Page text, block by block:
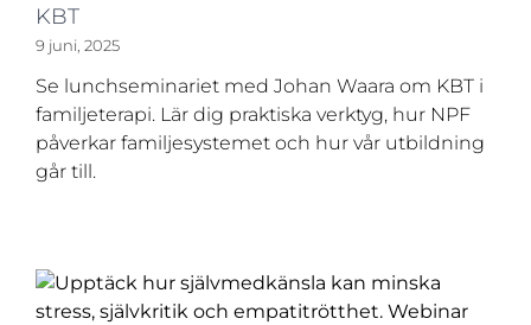
KBT
9 juni, 2025
Se lunchseminariet med Johan Waara om KBT i
familjeterapi. Lär dig praktiska verktyg, hur NPF
påverkar familjesystemet och hur vår utbildning
går till.